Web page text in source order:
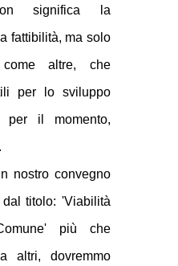
significa la
fattibilità, ma solo
altre, che
per lo sviluppo
per il momento,
nostro convegno
titolo: 'Viabilità
più che
altri, dovremmo